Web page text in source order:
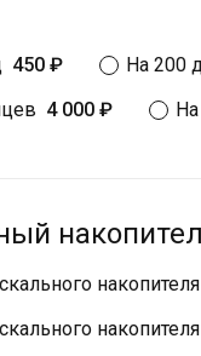
450 ₽ На 200
4 000 ₽